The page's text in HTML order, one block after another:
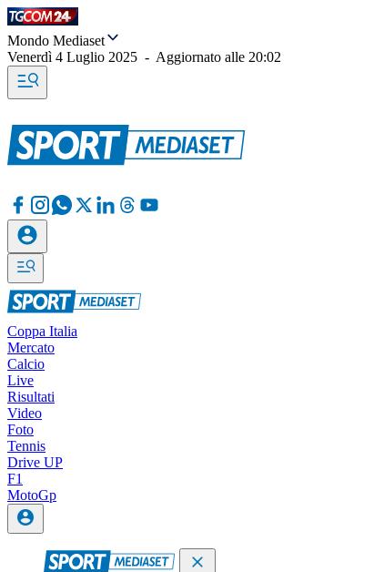
Mondo Mediaset
Venerdì 4 Luglio 2025 - Aggiornato alle 20:02
Coppa Italia
Mercato
Calcio
Live
Risultati
Video
Foto
Tennis
Drive UP
F1
MotoGp